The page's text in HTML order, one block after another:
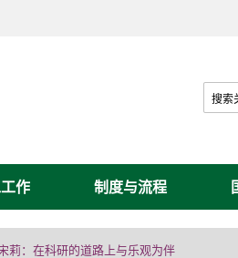
作 制度与流程
莉：在科研的道路上与乐观为伴